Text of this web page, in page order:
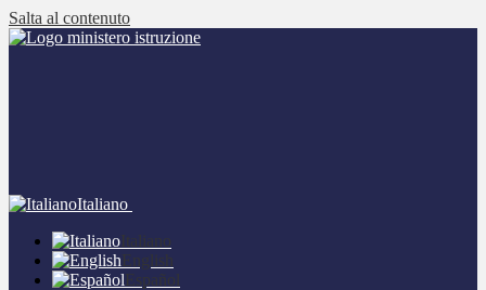
Salta al contenuto
Italiano
Italiano
English
Español